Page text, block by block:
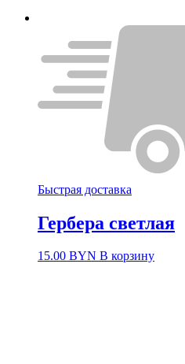
Быстрая доставка
Гербера светлая
15.00 BYN В корзину